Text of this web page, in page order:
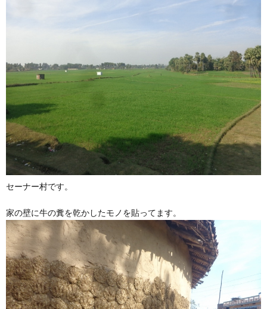
セーナー村です。
家の壁に牛の糞を乾かしたモノを貼ってます。